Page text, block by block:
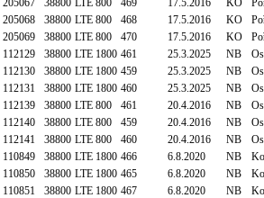
205067 38800 LTE 800 469 17.5.2016 KO
205068 38800 LTE 800 468 17.5.2016 KO
205069 38800 LTE 800 470 17.5.2016 KO
112129 38800 LTE 1800 461 25.3.2025 NB
112130 38800 LTE 1800 459 25.3.2025 NB
112131 38800 LTE 1800 460 25.3.2025 NB
112139 38800 LTE 800 461 20.4.2016 NB
112140 38800 LTE 800 459 20.4.2016 NB
112141 38800 LTE 800 460 20.4.2016 NB
110849 38800 LTE 1800 466 6.8.2020 NB
110850 38800 LTE 1800 465 6.8.2020 NB
110851 38800 LTE 1800 467 6.8.2020 NB